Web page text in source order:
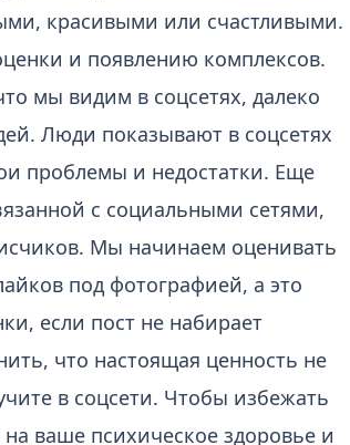
красивыми или счастливыми.
и появлению комплексов.
мы видим в соцсетях, далеко
Люди показывают в соцсетях
проблемы и недостатки. Еще
с социальными сетями,
Мы начинаем оценивать
под фотографией, а это
если пост не набирает
что настоящая ценность не
в соцсети. Чтобы избежать
ваше психическое здоровье и